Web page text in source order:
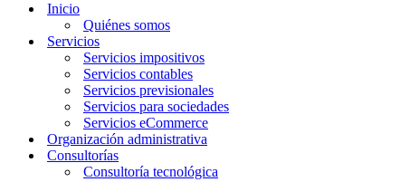
navegación
Inicio
Quiénes somos
Servicios
Servicios impositivos
Servicios contables
Servicios previsionales
Servicios para sociedades
Servicios eCommerce
Organización administrativa
Consultorías
Consultoría tecnológica